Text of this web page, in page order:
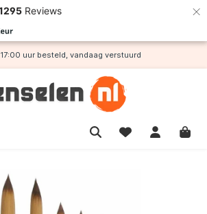
Reviews ×
uur besteld, vandaag verstuurd